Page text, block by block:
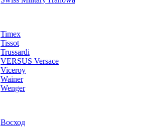
Timex
Tissot
Trussardi
VERSUS Versace
Viceroy
Wainer
Wenger
Восход